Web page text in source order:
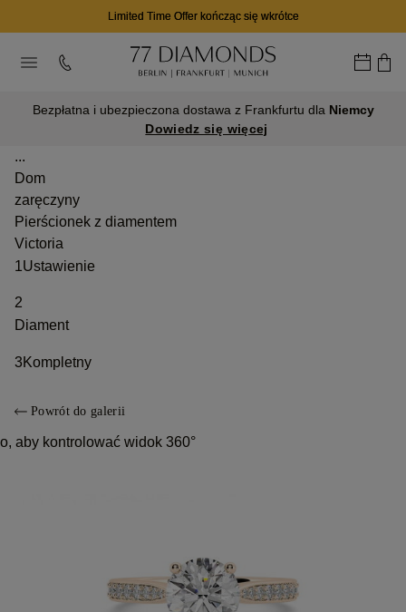
Limited Time Offer kończąc się wkrótce
Bezpłatna i ubezpieczona dostawa z Frankfurtu dla Niemcy
Dowiedz się więcej
...
Dom
zaręczyny
Pierścionek z diamentem
Victoria
1Ustawienie
2
Diament
3 Kompletny
Powrót do galerii
aby kontrolować widok 360°